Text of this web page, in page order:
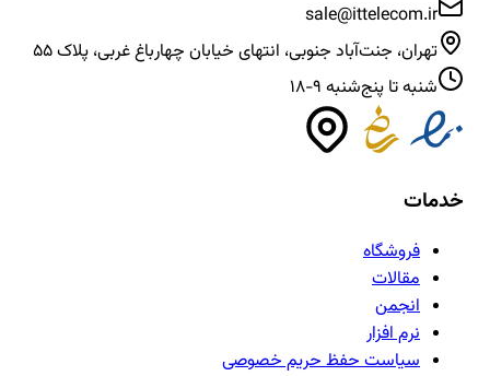
sale@ittelecom.ir
تهران، جنت‌آباد جنوبی، انتهای خیابان چهارباغ غربی، پلاک ۵۵
شنبه تا پنج‌شنبه ۹-۱۸
خدمات
فروشگاه
مقالات
انجمن
نرم افزار
سیاست حفظ حریم خصوصی